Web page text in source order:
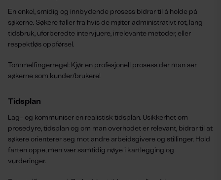
En enkel, smidig og innbydende prosess bidrar til å holde på
søkerne. Søkere faller fra hvis de møter administrativt rot, lang
tidsbruk, uforberedte intervjuere, irrelevante metoder, eller
respektløs oppførsel.
Tommelfingerregel: Kjør en profesjonell prosess der man ser
søkerne som kunder/brukere!
Tidsplan
Lag- og kommuniser en realistisk tidsplan. Usikkerhet om
prosedyre, tidsplan og om man overhodet er relevant, bidrar til at
søkere orienterer seg mot andre arbeidsgivere og stillinger. Hold
farten oppe, men vær samtidig nøye i kartlegging og
vurderinger.